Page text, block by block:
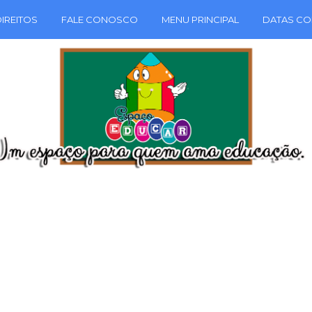
FALE CONOSCO MENU PRINCIPAL DATAS